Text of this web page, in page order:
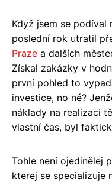
Když jsem se podíval
poslední rok utratil
Praze a dalších
Získal zakázky v
první pohled to
investice, no né?
náklady na realizaci
vlastní čas, byl
Tohle není ojedinělej
kterej se specializuje